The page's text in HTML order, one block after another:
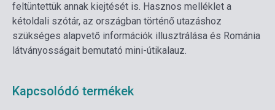
feltüntettük annak kiejtését is. Hasznos melléklet a
kétoldali szótár, az országban történő utazáshoz
szükséges alapvető információk illusztrálása és Románia
látványosságait bemutató mini-útikalauz.
Kapcsolódó termékek